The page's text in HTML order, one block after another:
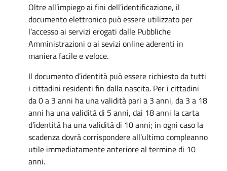
Oltre all’impiego ai fini dell’identificazione, il
documento elettronico può essere utilizzato per
l’accesso ai servizi erogati dalle Pubbliche
Amministrazioni o ai sevizi online aderenti in
maniera facile e veloce.
Il documento d’identità può essere richiesto da tutti
i cittadini residenti fin dalla nascita. Per i cittadini
da 0 a 3 anni ha una validità pari a 3 anni, da 3 a 18
anni ha una validità di 5 anni, dai 18 anni la carta
d’identità ha una validità di 10 anni; in ogni caso la
scadenza dovrà corrispondere all’ultimo compleanno
utile immediatamente anteriore al termine di 10
anni.